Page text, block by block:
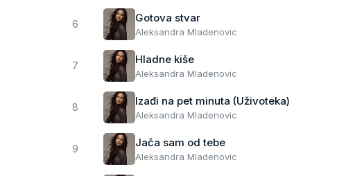
6 Gotova stvar
Aleksandra Mladenovic
7 Hladne kiše
Aleksandra Mladenovic
8 Izađi na pet minuta (Uživoteka)
Aleksandra Mladenovic
9 Jača sam od tebe
Aleksandra Mladenovic